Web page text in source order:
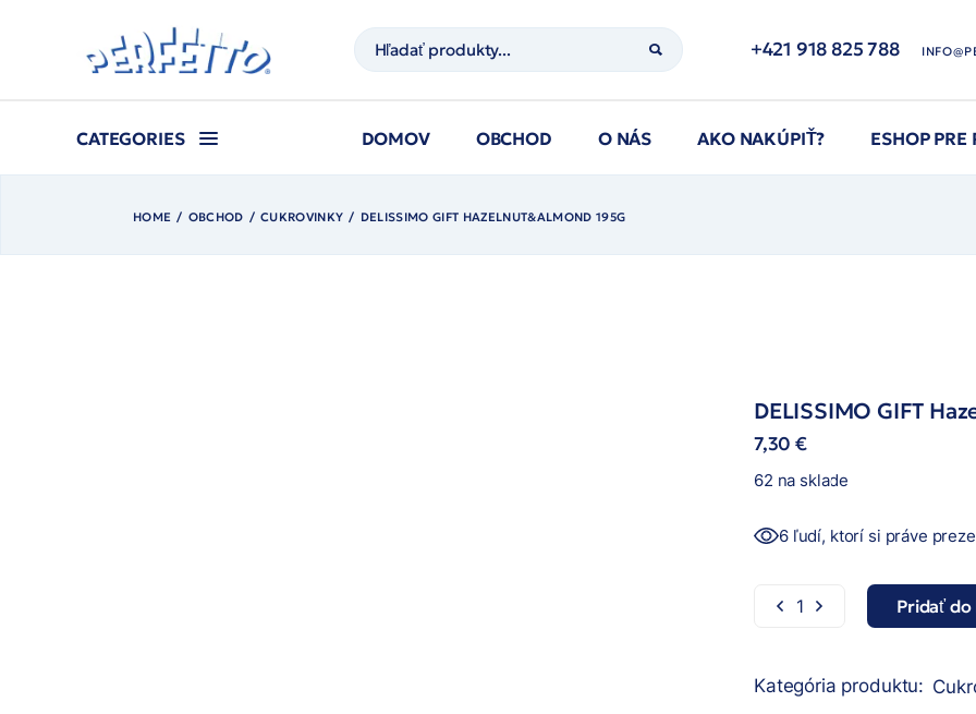
Hľadať
+421 918 825 788
CATEGORIES DOMOV OBCHOD O NÁS AKO NAKÚPIŤ? ESHOP PRE
HOME OBCHOD CUKROVINKY DELISSIMO GIFT HAZELNUT&ALMOND 195G
DELISSIMO GIFT
7,30€
62 na sklade
6 ľudí, ktorí si práve
DELISSIMO GIFTPridať do
Kategória produktu: